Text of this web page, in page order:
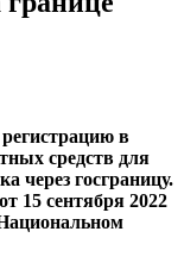
в
средств для
через госграницу.
15 сентября 2022